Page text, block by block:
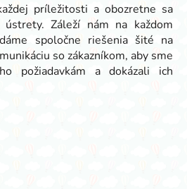
príležitosti a obozretne sa
Záleží nám na každom
spoločne riešenia šité na
so zákazníkom, aby sme
požiadavkám a dokázali ich